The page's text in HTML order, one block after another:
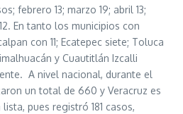
febrero 13; marzo 19; abril 13;
En tanto los municipios con
con 11; Ecatepec siete; Toluca
y Cuautitlán Izcalli
A nivel nacional, durante el
un total de 660 y Veracruz es
pues registró 181 casos,